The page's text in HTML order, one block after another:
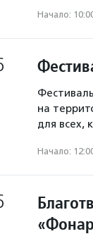
Начало:
на
для всех,
Начало: